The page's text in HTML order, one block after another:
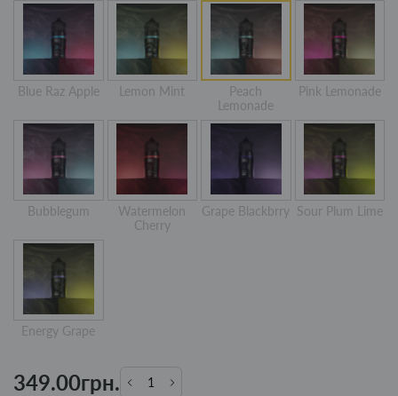
Blue Raz Apple Lemon Mint
Peach
Lemonade
Pink Lemonade
Bubblegum
Watermelon
Cherry
Grape Blackbrry Sour Plum Lime
Energy Grape
349.00грн.